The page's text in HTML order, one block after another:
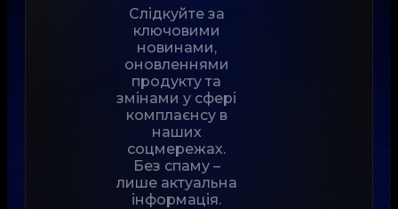
Слідкуйте за
ключовими
новинами,
оновленнями
продукту та
змінами у сфері
комплаєнсу в
наших
соцмережах.
Без спаму –
лише актуальна
інформація.